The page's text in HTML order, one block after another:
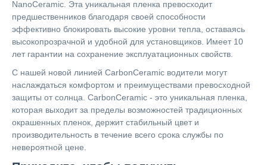
NanoCeramic. Эта уникальная пленка превосходит
предшественников благодаря своей способности
эффективно блокировать высокие уровни тепла, оставаясь
высокопрозрачной и удобной для установщиков. Имеет 10
лет гарантии на сохранение эксплуатационных свойств.
С нашей новой линией CarbonCeramic водители могут
наслаждаться комфортом и преимуществами превосходной
защиты от солнца. CarbonCeramic - это уникальная пленка,
которая выходит за пределы возможностей традиционных
окрашенных пленок, держит стабильный цвет и
производительность в течение всего срока службы по
невероятной цене.